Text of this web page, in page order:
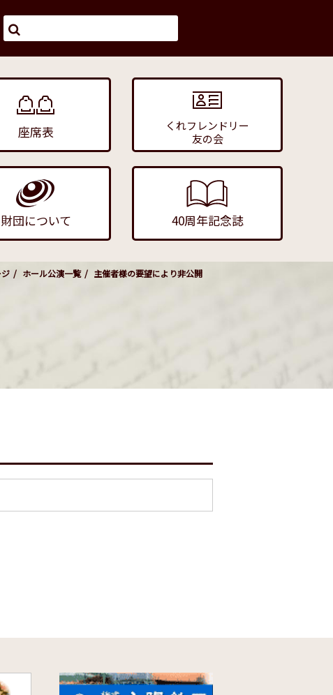
座席表
くれフレンドリー
友の会
財団について 40周年記念誌
ホール公演一覧 主催者様の要望により非公開